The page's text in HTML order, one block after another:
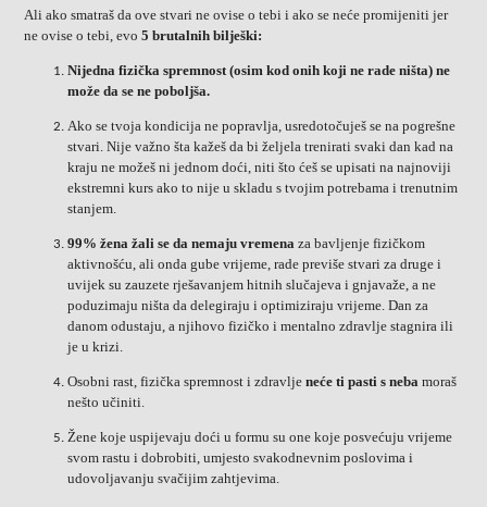
Ali ako smatraš da ove stvari ne ovise o tebi i ako se neće promijeniti jer
ne ovise o tebi, evo5 brutalnih bilješki:
Nijedna fizička spremnost (osim kod onih koji ne rade ništa) ne
može da se ne poboljša.
Ako se tvoja kondicija ne popravlja, usredotočuješ se na pogrešne
stvari. Nije važno šta kažeš da bi željela trenirati svaki dan kad na
kraju ne možeš ni jednom doći, niti što ćeš se upisati na najnoviji
ekstremni kurs ako to nije u skladu s tvojim potrebama i trenutnim
stanjem.
99% žena žali se da nemaju vremena za bavljenje fizičkom
aktivnošću, ali onda gube vrijeme, rade previše stvari za druge i
uvijek su zauzete rješavanjem hitnih slučajeva i gnjavaže, a ne
poduzimaju ništa da delegiraju i optimiziraju vrijeme. Dan za
danom odustaju, a njihovo fizičko i mentalno zdravlje stagnira ili
je u krizi.
Osobni rast, fizička spremnost i zdravljeneće ti pasti s neba moraš
nešto učiniti.
Žene koje uspijevaju doći u formu su one koje posvećuju vrijeme
svom rastu i dobrobiti, umjesto svakodnevnim poslovima i
udovoljavanju svačijim zahtjevima.